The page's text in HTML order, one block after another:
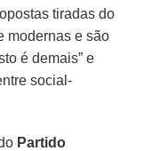
tiradas do
modernas e são
é demais” e
social-
Partido